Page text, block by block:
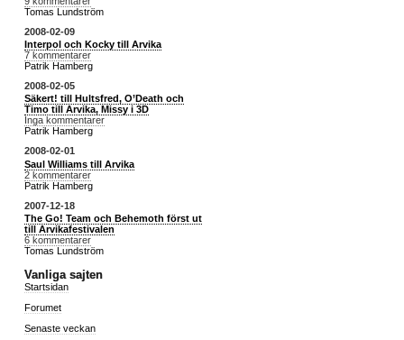
Tomas Lundström
2008-02-09
Interpol och Kocky till Arvika
7 kommentarer
Patrik Hamberg
2008-02-05
Säkert! till Hultsfred, O’Death och
Timo till Arvika, Missy i 3D
Inga kommentarer
Patrik Hamberg
2008-02-01
Saul Williams till Arvika
2 kommentarer
Patrik Hamberg
2007-12-18
The Go! Team och Behemoth först ut
till Arvikafestivalen
6 kommentarer
Tomas Lundström
Vanliga sajten
Startsidan
Forumet
Senaste veckan